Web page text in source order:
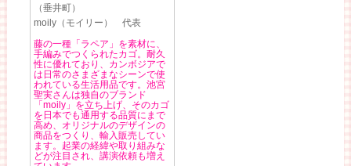
（垂井町）
moily（モイリー） 代表
藤の一種「ラペア」を素材に、
手編みでつくられたカゴ。耐久
性に優れており、カンボジアで
は日常のさまざまなシーンで使
われている生活用品です。池宮
聖実さんは独自のブランド
「moily」を立ち上げ、そのカゴ
を日本でも通用する品質にまで
高め、オリジナルのデザインの
商品をつくり、輸入販売してい
ます。起業の経緯や取り組みな
どが注目され、講演依頼も増え